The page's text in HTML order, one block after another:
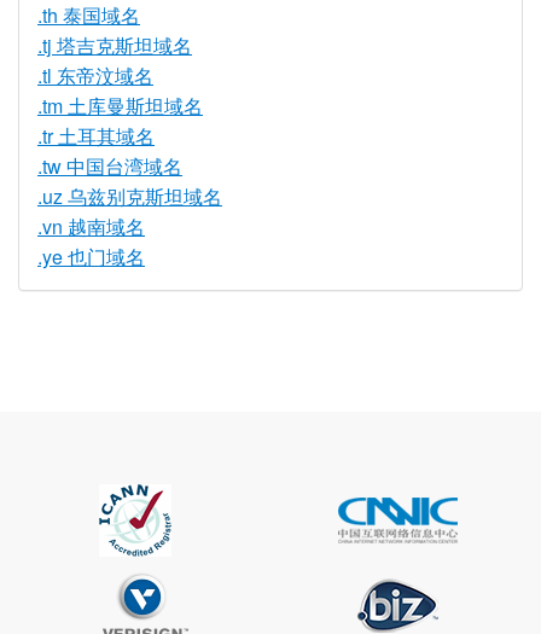
.th 泰国域名
.tj 塔吉克斯坦域名
.tl 东帝汶域名
.tm 土库曼斯坦域名
.tr 土耳其域名
.tw 中国台湾域名
.uz 乌兹别克斯坦域名
.vn 越南域名
.ye 也门域名